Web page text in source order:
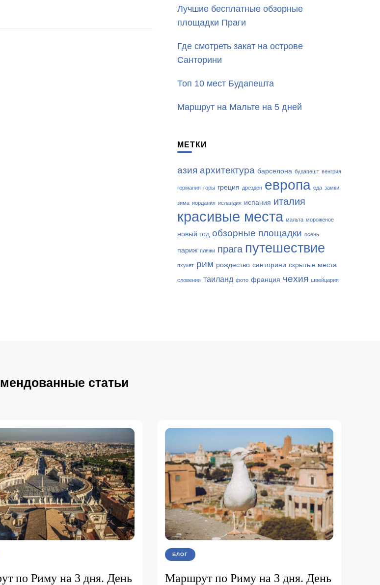
Лучшие бесплатные обзорные
площадки Праги
Где смотреть закат на острове
Санторини
Топ 10 мест Будапешта
Маршрут на Мальте на 5 дней
МЕТКИ
азия архитектура барселона будапешт венгрия
германия горы греция дрезден европа еда замки
зима иордания исландия испания италия
красивые места мальта мороженое
новый год обзорные площадки осень
париж пляжи прага путешествие
пхукет рим рождество санторини скрытые места
словения таиланд фото франция чехия швейцария
статьи
по Риму на 3 дня. День
БЛОГ
Маршрут по Риму на 3 дня. День